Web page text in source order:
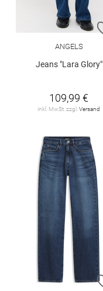
ANGELS
Jeans "Lara Glory"
109,99 €
inkl. MwSt. zzgl. Versand